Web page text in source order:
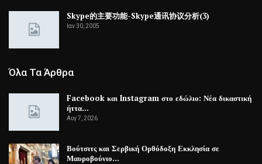
Skype的主要功能-Skype通讯协议分析(3)
Ιαν 30, 2005
Όλα Τα Άρθρα
Facebook και Instagram στο εδώλιο: Νέα δικαστική
ήττα…
Αυγ 7, 2026
Βούτσιτς και Σερβική Ορθόδοξη Εκκλησία σε
Μαυροβούνιο…